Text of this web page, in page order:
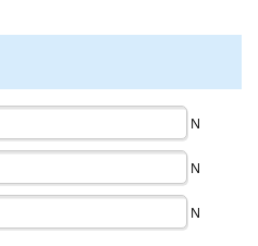
N
N
N